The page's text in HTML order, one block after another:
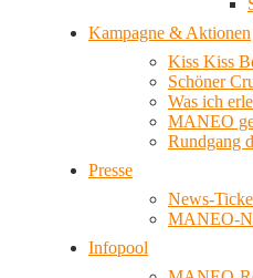
Kampagne & Aktionen
Kiss Kiss
Schöner
Was ich
MANEO
Rundgang
Presse
News-
MANEO-
Infopool